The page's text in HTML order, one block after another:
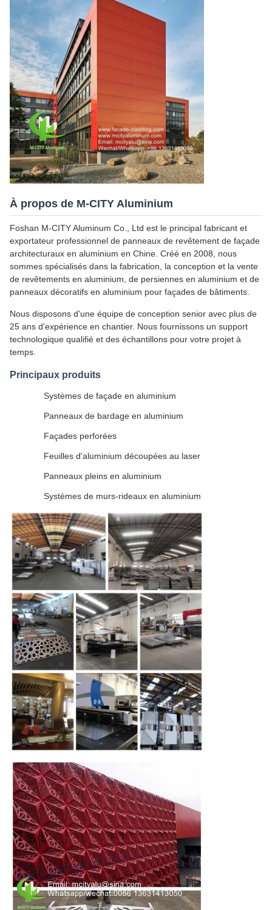
À propos de M-CITY Aluminium
Foshan M-CITY Aluminum Co., Ltd est le principal fabricant et
exportateur professionnel de panneaux de revêtement de façade
architecturaux en aluminium en Chine. Créé en 2008, nous
sommes spécialisés dans la fabrication, la conception et la vente
de revêtements en aluminium, de persiennes en aluminium et de
panneaux décoratifs en aluminium pour façades de bâtiments.
Nous disposons d'une équipe de conception senior avec plus de
25 ans d'expérience en chantier. Nous fournissons un support
technologique qualifié et des échantillons pour votre projet à
temps.
Principaux produits
Systèmes de façade en aluminium
Panneaux de bardage en aluminium
Façades perforées
Feuilles d'aluminium découpées au laser
Panneaux pleins en aluminium
Systèmes de murs-rideaux en aluminium